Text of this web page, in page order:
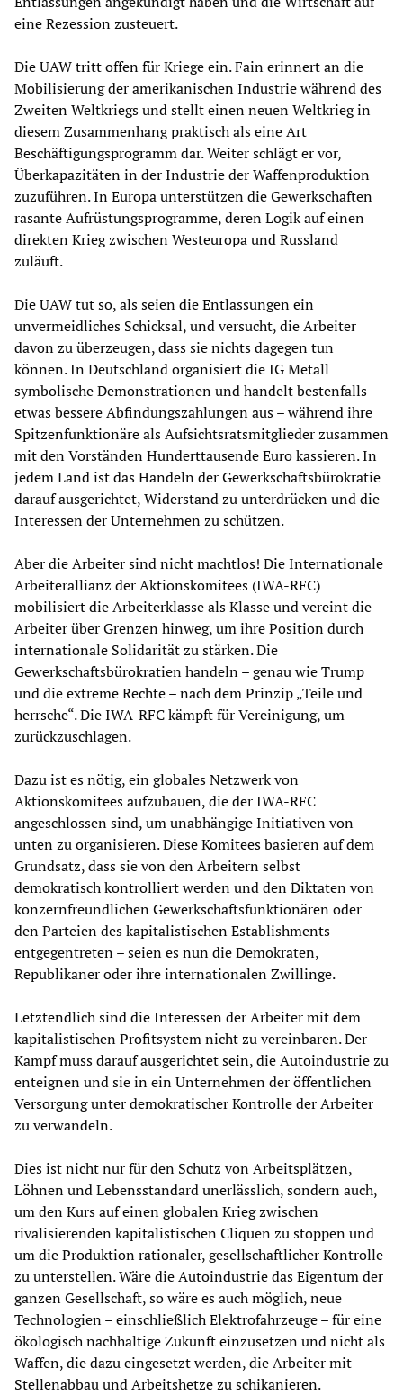
eine Rezession zusteuert.
Die UAW tritt offen für Kriege ein. Fain erinnert an die
Mobilisierung der amerikanischen Industrie während des
Zweiten Weltkriegs und stellt einen neuen Weltkrieg in
diesem Zusammenhang praktisch als eine Art
Beschäftigungsprogramm dar. Weiter schlägt er vor,
Überkapazitäten in der Industrie der Waffenproduktion
zuzuführen. In Europa unterstützen die Gewerkschaften
rasante Aufrüstungsprogramme, deren Logik auf einen
direkten Krieg zwischen Westeuropa und Russland
zuläuft.
Die UAW tut so, als seien die Entlassungen ein
unvermeidliches Schicksal, und versucht, die Arbeiter
davon zu überzeugen, dass sie nichts dagegen tun
können. In Deutschland organisiert die IG Metall
symbolische Demonstrationen und handelt bestenfalls
etwas bessere Abfindungszahlungen aus – während ihre
Spitzenfunktionäre als Aufsichtsratsmitglieder zusammen
mit den Vorständen Hunderttausende Euro kassieren. In
jedem Land ist das Handeln der Gewerkschaftsbürokratie
darauf ausgerichtet, Widerstand zu unterdrücken und die
Interessen der Unternehmen zu schützen.
Aber die Arbeiter sind nicht machtlos! Die Internationale
Arbeiterallianz der Aktionskomitees (IWA-RFC)
mobilisiert die Arbeiterklasse als Klasse und vereint die
Arbeiter über Grenzen hinweg, um ihre Position durch
internationale Solidarität zu stärken. Die
Gewerkschaftsbürokratien handeln – genau wie Trump
und die extreme Rechte – nach dem Prinzip „Teile und
herrsche“. Die IWA-RFC kämpft für Vereinigung, um
zurückzuschlagen.
Dazu ist es nötig, ein globales Netzwerk von
Aktionskomitees aufzubauen, die der IWA-RFC
angeschlossen sind, um unabhängige Initiativen von
unten zu organisieren. Diese Komitees basieren auf dem
Grundsatz, dass sie von den Arbeitern selbst
demokratisch kontrolliert werden und den Diktaten von
konzernfreundlichen Gewerkschaftsfunktionären oder
den Parteien des kapitalistischen Establishments
entgegentreten – seien es nun die Demokraten,
Republikaner oder ihre internationalen Zwillinge.
Letztendlich sind die Interessen der Arbeiter mit dem
kapitalistischen Profitsystem nicht zu vereinbaren. Der
Kampf muss darauf ausgerichtet sein, die Autoindustrie zu
enteignen und sie in ein Unternehmen der öffentlichen
Versorgung unter demokratischer Kontrolle der Arbeiter
zu verwandeln.
Dies ist nicht nur für den Schutz von Arbeitsplätzen,
Löhnen und Lebensstandard unerlässlich, sondern auch,
um den Kurs auf einen globalen Krieg zwischen
rivalisierenden kapitalistischen Cliquen zu stoppen und
um die Produktion rationaler, gesellschaftlicher Kontrolle
zu unterstellen. Wäre die Autoindustrie das Eigentum der
ganzen Gesellschaft, so wäre es auch möglich, neue
Technologien – einschließlich Elektrofahrzeuge – für eine
ökologisch nachhaltige Zukunft einzusetzen und nicht als
Waffen, die dazu eingesetzt werden, die Arbeiter mit
Stellenabbau und Arbeitshetze zu schikanieren.